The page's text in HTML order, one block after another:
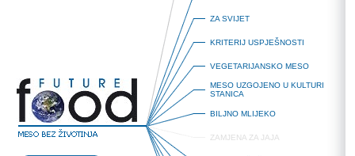
ZA SVIJET
KRITERIJ USPJEŠNOSTI
VEGETARIJANSKO MESO
MESO UZGOJENO U KULTURI
STANICA
BILJNO MLIJEKO
ZAMJENA ZA JAJA
ZAMJENA ZA JAJA